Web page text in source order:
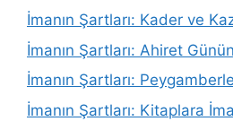
İmanın Şartları: Kader ve
İmanın Şartları: Ahiret
İmanın Şartları:
İmanın Şartları: Kitaplara